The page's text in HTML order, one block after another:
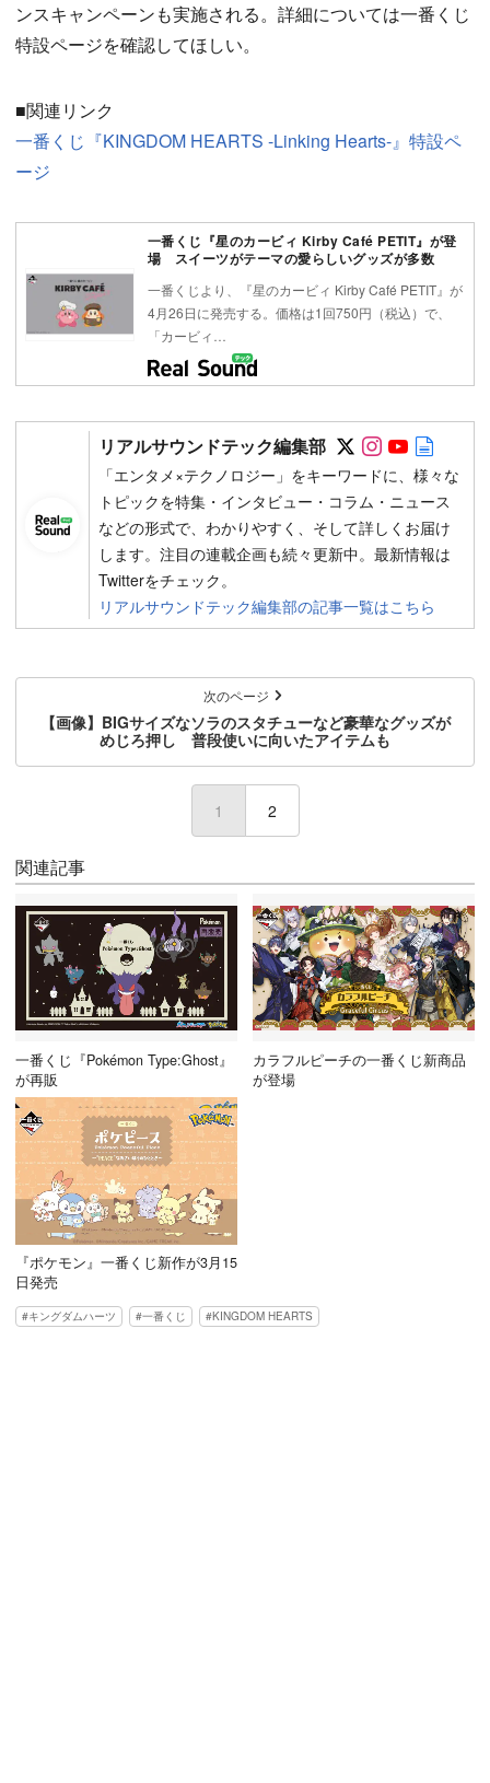
ンスキャンペーンも実施される。詳細については一番くじ
特設ページを確認してほしい。
■関連リンク
一番くじ『KINGDOM HEARTS -Linking Hearts-』特設ペ
ージ
一番くじ『星のカービィ Kirby Café PETIT』が登
場 スイーツがテーマの愛らしいグッズが多数
一番くじより、『星のカービィ Kirby Café PETIT』が
4月26日に発売する。価格は1回750円（税込）で、
「カービィ…
リアルサウンドテック編集部 Follow on
Follow on
Follow
「エンタメ×テクノロジー」をキーワードに、様々な
トピックを特集・インタビュー・コラム・ニュース
などの形式で、わかりやすく、そして詳しくお届け
します。注目の連載企画も続々更新中。最新情報は
Twitterをチェック。
リアルサウンドテック編集部の記事一覧はこちら
次のページ
【画像】BIGサイズなソラのスタチューなど豪華なグッズが
めじろ押し 普段使いに向いたアイテムも
1 2
関連記事
一番くじ『Pokémon Type:Ghost』
が再販
カラフルピーチの一番くじ新商品
が登場
『ポケモン』一番くじ新作が3月15
日発売
キングダムハーツ 一番くじ KINGDOM HEARTS